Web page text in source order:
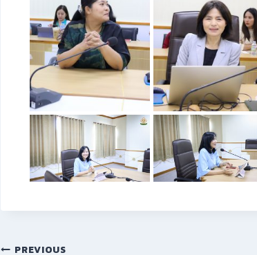
PREVIOUS